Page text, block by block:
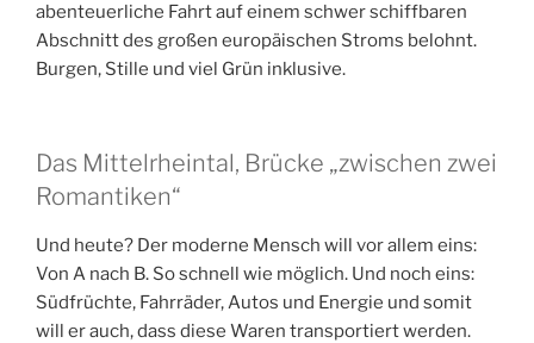
abenteuerliche Fahrt auf einem schwer schiffbaren
Abschnitt des großen europäischen Stroms belohnt.
Burgen, Stille und viel Grün inklusive.
Das Mittelrheintal, Brücke „zwischen zwei
Romantiken“
Und heute? Der moderne Mensch will vor allem eins:
Von A nach B. So schnell wie möglich. Und noch eins:
Südfrüchte, Fahrräder, Autos und Energie und somit
will er auch, dass diese Waren transportiert werden.